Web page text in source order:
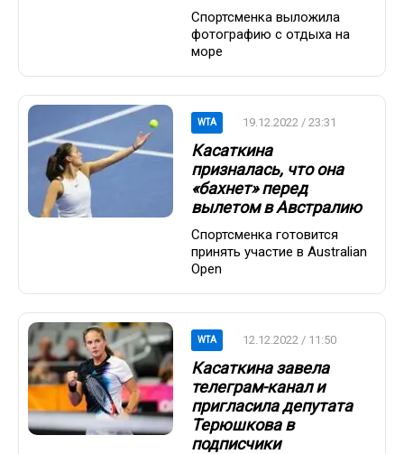
Спортсменка выложила
фотографию с отдыха на
море
WTA 19.12.2022 / 23:31
Касаткина
призналась, что она
«бахнет» перед
вылетом в Австралию
Спортсменка готовится
принять участие в Australian
Open
WTA 12.12.2022 / 11:50
Касаткина завела
телеграм-канал и
пригласила депутата
Терюшкова в
подписчики